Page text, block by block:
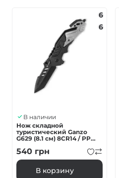
6
6
В наличии
Нож складной
туристический Ganzo
G629 (8.1 см) 8CR14 / PP
540 грн
В корзину